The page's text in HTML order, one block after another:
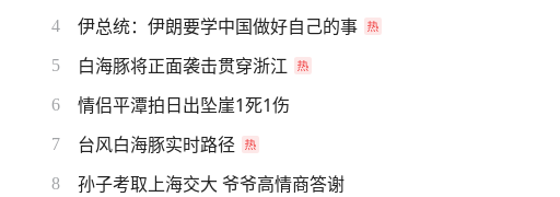
4 伊总统：伊朗要学中国做好自己的事
5 白海豚将正面袭击贯穿浙江
6 情侣平潭拍日出坠崖1死1伤
7 台风白海豚实时路径
8 孙子考取上海交大 爷爷高情商答谢